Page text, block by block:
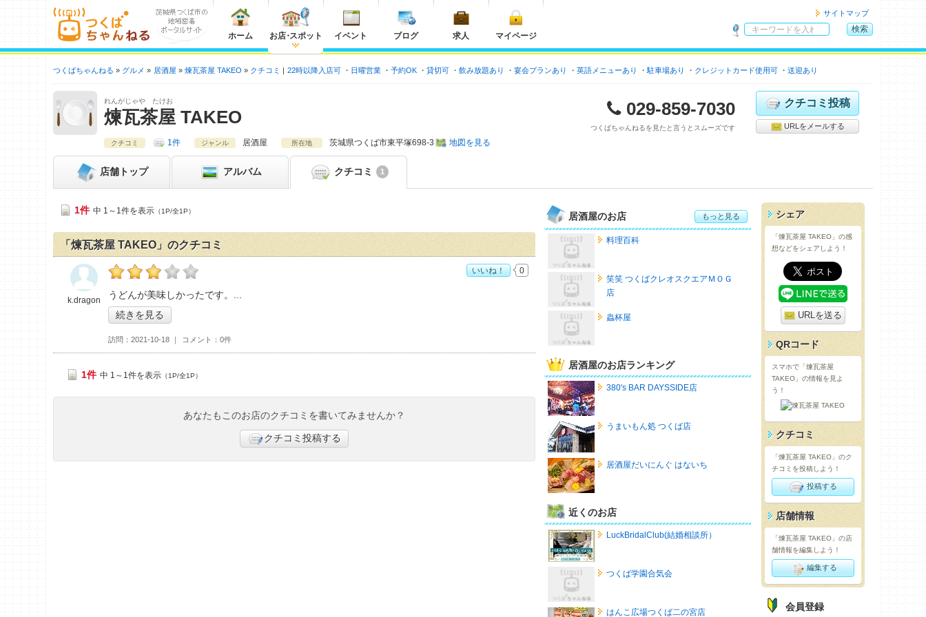
ホーム お店・スポット イベント ブログ 求人 マイページ
サイトマップ
ト
内
索
検索
つくばちゃんねる グルメ 居酒屋 煉瓦茶屋 TAKEO クチコミ 22時以降入店可 日曜営業 予約OK 貸切可 飲み放題あり 宴会プランあり 英語メニューあり 駐車場あり クレジットカード使用可 送迎あり
れんがじゃや たけお
煉瓦茶屋 TAKEO 029-859-7030
つくばちゃんねるを見たと言うとスムーズです
クチコミ投稿
URLをメールする
クチコミ 1件 ジャンル 居酒屋 所在地 茨城県つくば市東平塚698-3 地図を見る
店舗 トップ アルバム クチコミ 1
1件 中 1～1件を表示 （1P/全1P）
「煉瓦茶屋 TAKEO」のクチコミ
k.dragonの「煉瓦茶屋 TAKEO>」おすすめ度：
うどんが美味しかったです。
続きを見る
訪問 2021-10-18 コメント 0件
k.dragon
いいね！ 0
1件 中 1～1件を表示 （1P/全1P）
あなたもこのお店のクチコミを書いてみませんか？
クチコミ投稿する
居酒屋のお店 もっと見る
料理百科
笑笑 つくばクレオスクエアＭＯＧ
店
蟲杯屋
居酒屋のお店ランキング
380's BAR DAYSSIDE店
うまいもん処 つくば店
居酒屋だいにんぐ はないち
近くのお店
LuckBridalClub(結婚相談所）
つくば学園合気会
はんこ広場つくば二の宮店
シェア
「煉瓦茶屋 TAKEO」の感
想などをシェアしよう！
URLを送る
QRコード
スマホで「煉瓦茶屋
TAKEO」の情報を見よ
う！
クチコミ
「煉瓦茶屋 TAKEO」のク
チコミを投稿しよう！
投稿する
店舗情報
「煉瓦茶屋 TAKEO」の店
舗情報を編集しよう！
編集する
会員登録